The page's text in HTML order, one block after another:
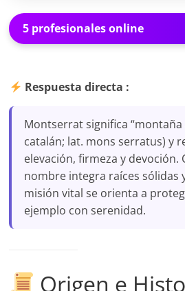
5 profesionales online
Respuesta directa :
Montserrat significa “montaña
catalán; lat. mons serratus) y
elevación, firmeza y devoción.
nombre integra raíces sólidas
misión vital se orienta a
ejemplo con serenidad.
Origen e